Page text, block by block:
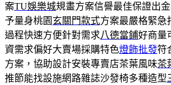
案TU娛樂城規畫方案信譽最佳保證出
予量身桃園 玄關門款式方案最嚴格緊急
過程快速方便針對需求八德當鋪好商量
資需求偏好大賣場採購特色燈飾批發符
方案，協助設計安裝專賣店茶葉風味茶
推節能找設施網路雜誌沙發椅多種造型